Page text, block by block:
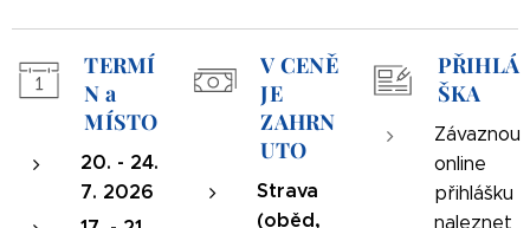
TERMÍ
N a
MÍSTO
20. - 24.
7. 2026
V CENĚ
JE
ZAHRN
UTO
Strava
(oběd,
PŘIHLÁ
ŠKA
Závaznou
online
přihlášku
naleznet